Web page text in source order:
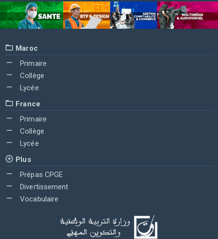
Maroc
Primaire
Collège
Lycée
France
Primaire
Collège
Lycée
Plus
Prépas CPGE
Divertissement
Vocabulaire